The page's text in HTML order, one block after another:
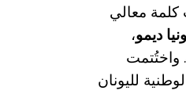
كلمة معالي
ديمو،
واختُتمت
لليونان